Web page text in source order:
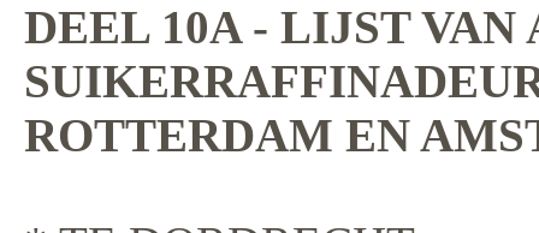
DEEL 10A - LIJST VAN
ROTTERDAM EN